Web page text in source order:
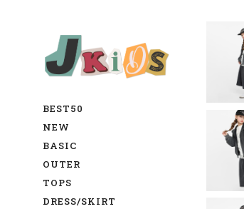
BEST50
NEW
BASIC
OUTER
TOPS
DRESS/SKIRT